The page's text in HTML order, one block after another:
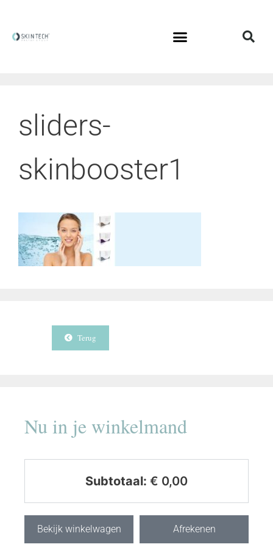
sliders-
skinbooster1
Terug
Nu in je winkelmand
Subtotaal: € 0,00
Bekijk winkelwagen Afrekenen